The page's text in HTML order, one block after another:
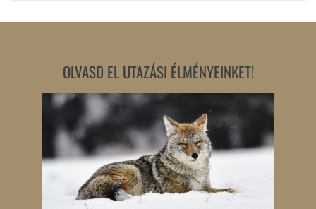
OLVASD EL UTAZÁSI ÉLMÉNYEINKET!